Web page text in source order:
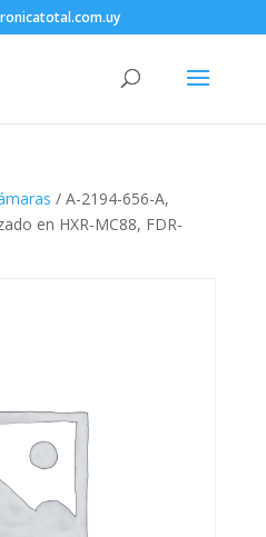
/ A-2194-656-A,
en HXR-MC88, FDR-